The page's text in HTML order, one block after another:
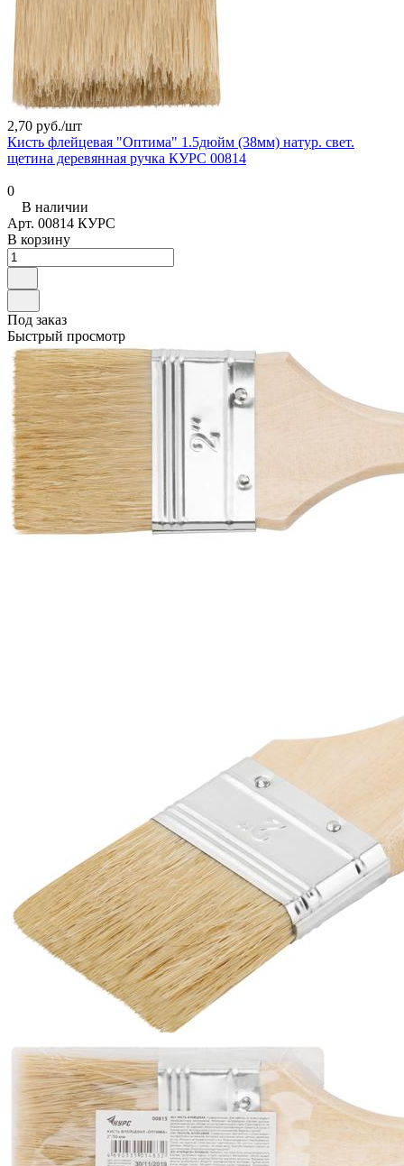
2,70 руб./шт
Кисть флейцевая "Оптима" 1.5дюйм (38мм) натур. свет.
щетина деревянная ручка КУРС 00814
0
В наличии
Арт. 00814 КУРС
В корзину
Под заказ
Быстрый просмотр